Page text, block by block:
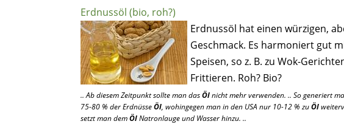
Erdnussöl (bio, roh?)
Erdnussöl hat einen würzigen,
Geschmack. Es harmoniert gut
Speisen, so z. B. zu Wok-
Frittieren. Roh? Bio?
.. Ab diesem Zeitpunkt sollte man dasÖlnicht mehr verwenden. .. So generiert
75-80 % der ErdnüsseÖl, wohingegen man in den USA nur 10-12 % zuÖl
setzt man demÖlNatronlauge und Wasser hinzu. ..